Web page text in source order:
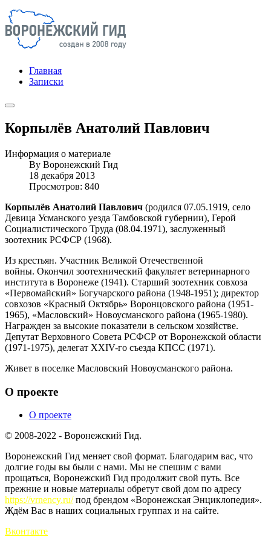
Главная
Записки
Корпылёв Анатолий Павлович
Информация о материале
By Воронежский Гид
18 декабря 2013
Просмотров: 840
Корпылёв Анатолий Павлович (родился 07.05.1919, село
Девица Усманского уезда Тамбовской губернии), Герой
Социалистического Труда (08.04.1971), заслуженный
зоотехник РСФСР (1968).
Из крестьян. Участник Великой Отечественной
войны. Окончил зоотехнический факультет ветеринарного
института в Воронеже (1941). Старший зоотехник совхоза
«Первомайский» Богучарского района (1948-1951); директор
совхозов «Красный Октябрь» Воронцовского района (1951-
1965), «Масловский» Новоусманского района (1965-1980).
Награжден за высокие показатели в сельском хозяйстве.
Депутат Верховного Совета РСФСР от Воронежской области
(1971-1975), делегат XXIV-го съезда КПСС (1971).
Живет в поселке Масловский Новоусманского района.
О проекте
О проекте
© 2008-2022 - Воронежский Гид.
Воронежский Гид меняет свой формат. Благодарим вас, что
долгие годы вы были с нами. Мы не спешим с вами
прощаться, Воронежский Гид продолжит свой путь. Все
прежние и новые материалы обретут свой дом по адресу
https://vrnency.ru/под брендом «Воронежская Энциклопедия».
Ждём Вас в наших социальных группах и на сайте.
Вконтакте